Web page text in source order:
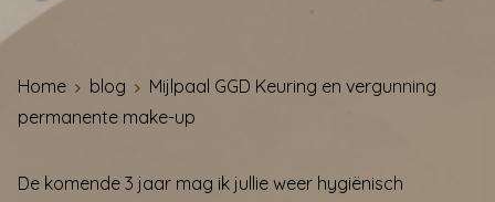
Home blog
Mijlpaal GGD Keuring en vergunning
permanente make-up
De komende 3 jaar mag ik jullie weer hygiënisch